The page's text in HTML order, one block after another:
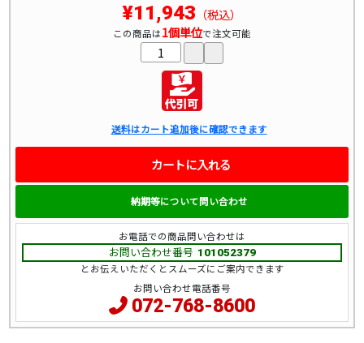
¥11,943 （税込）
この商品は1個単位で注文可能
送料はカート追加後に確認できます
カートに入れる
納期等について問い合わせ
お電話での商品問い合わせは
お問い合わせ番号 101052379
とお伝えいただくとスムーズにご案内できます
お問い合わせ電話番号
072-768-8600